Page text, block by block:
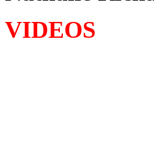
VIDEOS